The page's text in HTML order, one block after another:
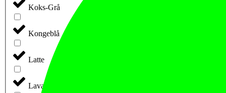
Koks-Grå
Kongeblå
Latte
Lava